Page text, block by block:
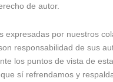
de autor.
expresadas por nuestros
responsabilidad de sus
los puntos de vista de
sí refrendamos y